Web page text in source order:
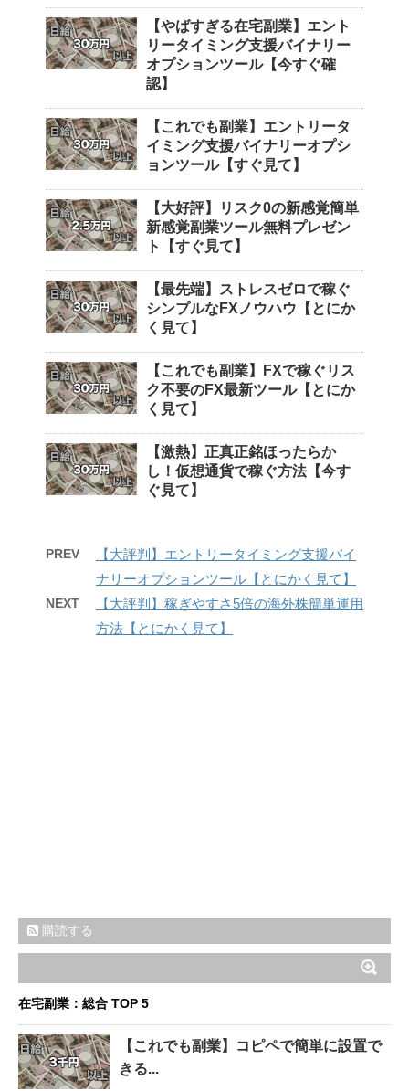
【やばすぎる在宅副業】エント
リータイミング支援バイナリー
オプションツール【今すぐ確
認】
【これでも副業】エントリータ
イミング支援バイナリーオプシ
ョンツール【すぐ見て】
【大好評】リスク0の新感覚簡単
新感覚副業ツール無料プレゼン
ト【すぐ見て】
【最先端】ストレスゼロで稼ぐ
シンプルなFXノウハウ【とにか
く見て】
【これでも副業】FXで稼ぐリス
ク不要のFX最新ツール【とにか
く見て】
【激熱】正真正銘ほったらか
し！仮想通貨で稼ぐ方法【今す
ぐ見て】
PREV
【大評判】エントリータイミング支援バイ
ナリーオプションツール【とにかく見て】
NEXT
【大評判】稼ぎやすさ5倍の海外株簡単運用
方法【とにかく見て】
購読する
在宅副業：総合 TOP 5
【これでも副業】コピペで簡単に設置で
きる...